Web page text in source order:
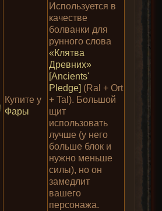
Купите у
Фары
Используется в
качестве
болванки для
рунного слова
«Клятва
Древних»
[Ancients'
Pledge](Ral + Ort
+ Tal). Большой
щит
использовать
лучше (у него
больше блок и
нужно меньше
силы), но он
замедлит
вашего
персонажа.